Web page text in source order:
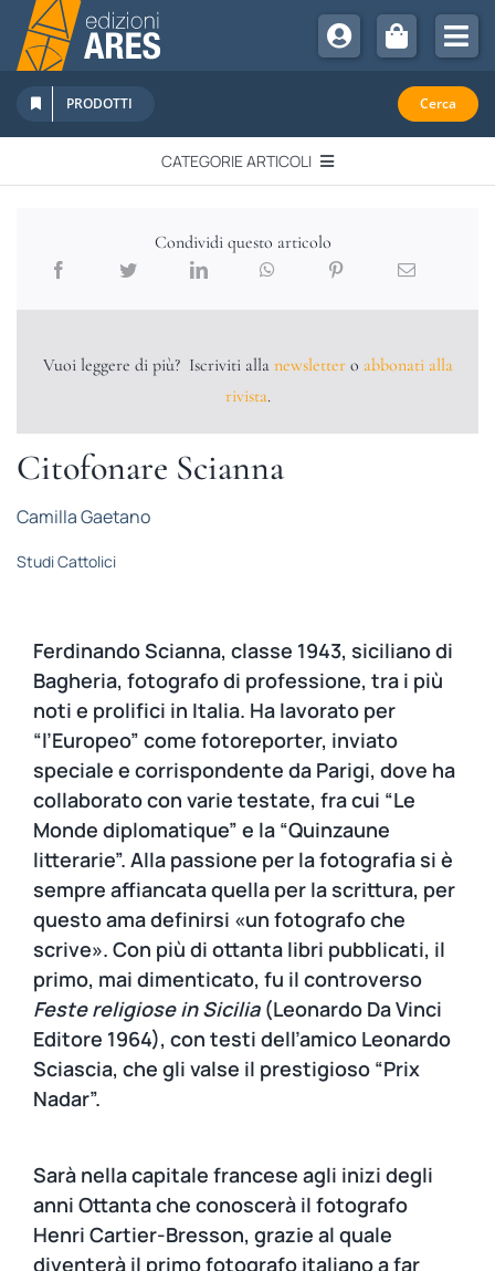
Salta
contenuto
Chi Siamo
Sostienici
Abbonamenti
Newsletter
Libri Ares
PRODOTTI Cerca
CATEGORIE ARTICOLI
QUADERNI MONOGRAFICI
RECENSIONI
Condividi questo articolo
Vuoi leggere di più? Iscriviti alla newslettero abbonati alla
rivista.
Citofonare Scianna
Camilla Gaetano
Studi Cattolici
Ferdinando Scianna, classe 1943, siciliano di
Bagheria, fotografo di professione, tra i più
noti e prolifici in Italia. Ha lavorato per
“l’Europeo” come fotoreporter, inviato
speciale e corrispondente da Parigi, dove ha
collaborato con varie testate, fra cui “Le
Monde diplomatique” e la “Quinzaune
litterarie”. Alla passione per la fotografia si è
sempre affiancata quella per la scrittura, per
questo ama definirsi «un fotografo che
scrive». Con più di ottanta libri pubblicati, il
primo, mai dimenticato, fu il controverso
Feste religiose in Sicilia(Leonardo Da Vinci
Editore 1964), con testi dell’amico Leonardo
Sciascia, che gli valse il prestigioso “Prix
Nadar”.
Sarà nella capitale francese agli inizi degli
anni Ottanta che conoscerà il fotografo
Henri Cartier-Bresson, grazie al quale
diventerà il primo fotografo italiano a far